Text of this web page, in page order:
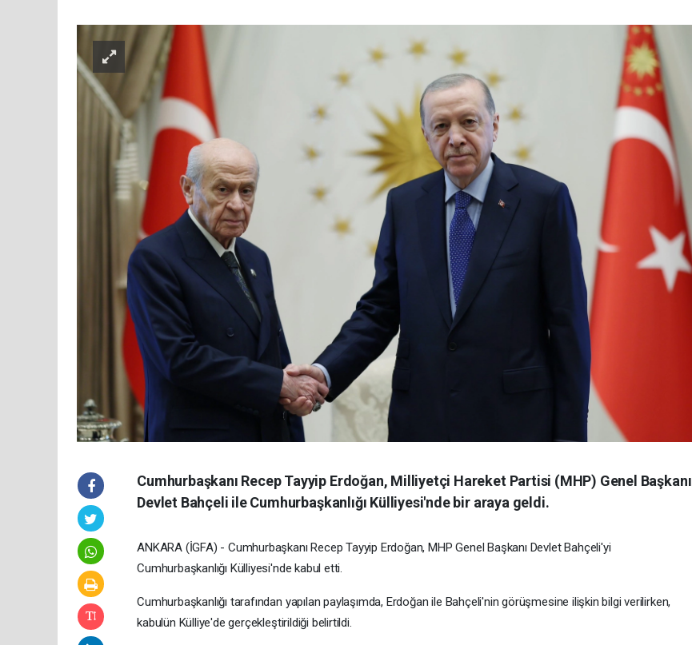
Cumhurbaşkanı Recep Tayyip Erdoğan, Milliyetçi Hareket Partisi (MHP) Genel Başkanı
Devlet Bahçeli ile Cumhurbaşkanlığı Külliyesi'nde bir araya geldi.
ANKARA (İGFA) - Cumhurbaşkanı Recep Tayyip Erdoğan, MHP Genel Başkanı Devlet Bahçeli'yi
Cumhurbaşkanlığı Külliyesi'nde kabul etti.
Cumhurbaşkanlığı tarafından yapılan paylaşımda, Erdoğan ile Bahçeli'nin görüşmesine ilişkin bilgi verilirken,
kabulün Külliye'de gerçekleştirildiği belirtildi.